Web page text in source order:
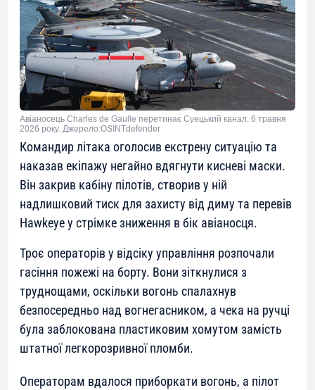
Авіаносець Charles de Gaulle перетинає Суецький канал. 6 травня
2026 року. Джерело:OSINTdefender
Командир літака оголосив екстрену ситуацію та
наказав екіпажу негайно вдягнути кисневі маски.
Він закрив кабіну пілотів, створив у ній
надлишковий тиск для захисту від диму та перевів
Hawkeye у стрімке зниження в бік авіаносця.
Троє операторів у відсіку управління розпочали
гасіння пожежі на борту. Вони зіткнулися з
труднощами, оскільки вогонь спалахнув
безпосередньо над вогнегасником, а чека на ручці
була заблокована пластиковим хомутом замість
штатної легкорозривної пломби.
Операторам вдалося приборкати вогонь, а пілот